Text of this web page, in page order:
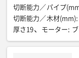
切断能力／パイプ
切断能力／木材(mm):
厚さ19
モーター:
ストローク数／低速